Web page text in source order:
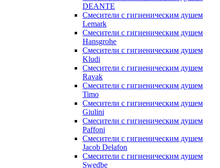
DEANTE
Смесители с гигиеническим душем
Lemark
Смесители с гигиеническим душем
Hansgrohe
Смесители с гигиеническим душем
Kludi
Смесители с гигиеническим душем
Ravak
Смесители с гигиеническим душем
Timo
Смесители с гигиеническим душем
Giulini
Смесители с гигиеническим душем
Paffoni
Смесители с гигиеническим душем
Jacob Delafon
Смесители с гигиеническим душем
Swedbe